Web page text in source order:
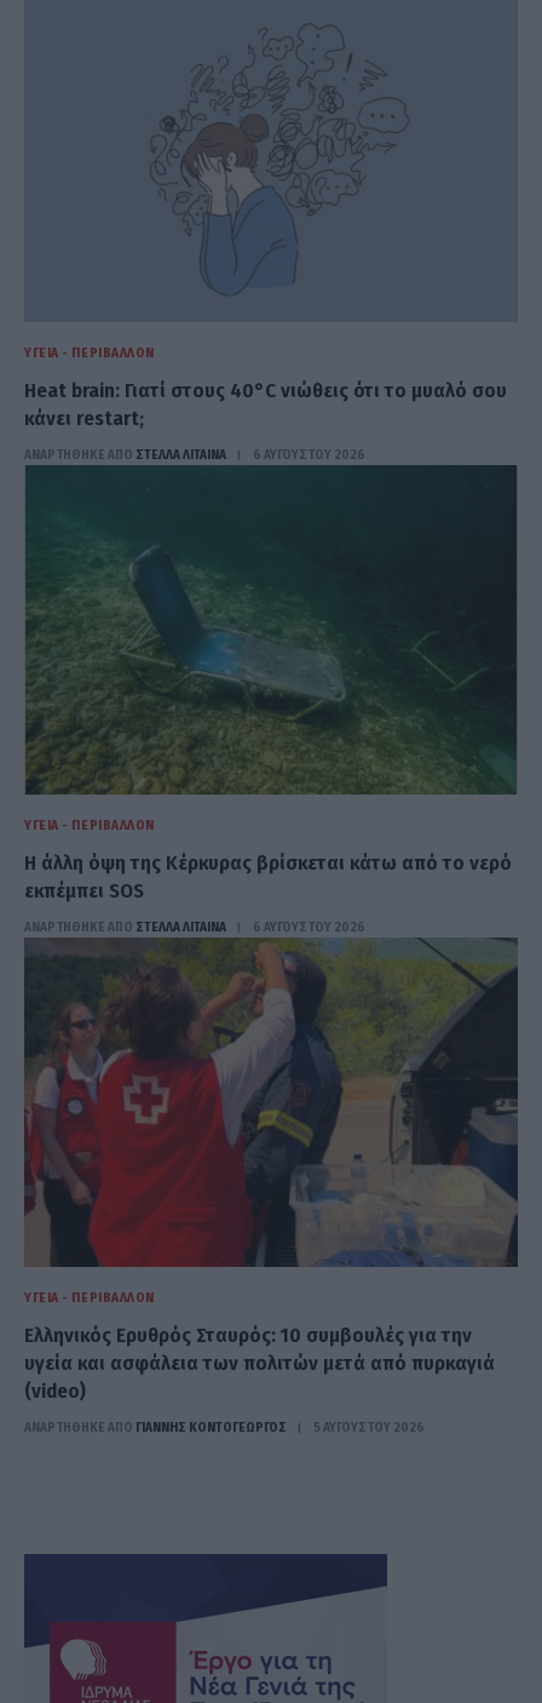
ΥΓΕΊΑ - ΠΕΡΙΒΆΛΛΟΝ
Heat brain: Γιατί στους 40°C νιώθεις ότι το μυαλό σου
κάνει restart;
ΑΝΑΡΤΗΘΗΚΕ ΑΠΟ ΣΤΈΛΛΑ ΛΊΤΑΙΝΑ 6 ΑΥΓΟΎΣΤΟΥ 2026
ΥΓΕΊΑ - ΠΕΡΙΒΆΛΛΟΝ
Η άλλη όψη της Κέρκυρας βρίσκεται κάτω από το νερό
εκπέμπει SOS
ΑΝΑΡΤΗΘΗΚΕ ΑΠΟ ΣΤΈΛΛΑ ΛΊΤΑΙΝΑ 6 ΑΥΓΟΎΣΤΟΥ 2026
ΥΓΕΊΑ - ΠΕΡΙΒΆΛΛΟΝ
Ελληνικός Ερυθρός Σταυρός: 10 συμβουλές για την
υγεία και ασφάλεια των πολιτών μετά από πυρκαγιά
(video)
ΑΝΑΡΤΗΘΗΚΕ ΑΠΟ ΓΙΆΝΝΗΣ ΚΟΝΤΟΓΕΏΡΓΟΣ 5 ΑΥΓΟΎΣΤΟΥ 2026